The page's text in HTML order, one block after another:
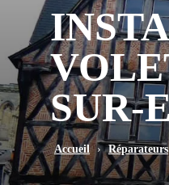
SUR-
Accueil › Réparateurs